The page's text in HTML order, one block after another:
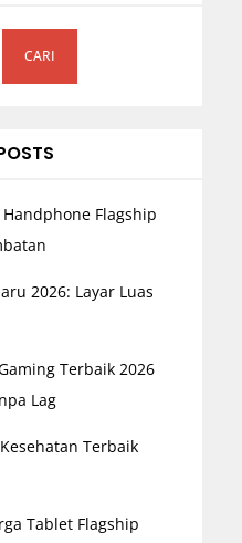
CARI
Flagship
2026: Layar Luas
Terbaik 2026
Lag
Terbaik
Tablet Flagship